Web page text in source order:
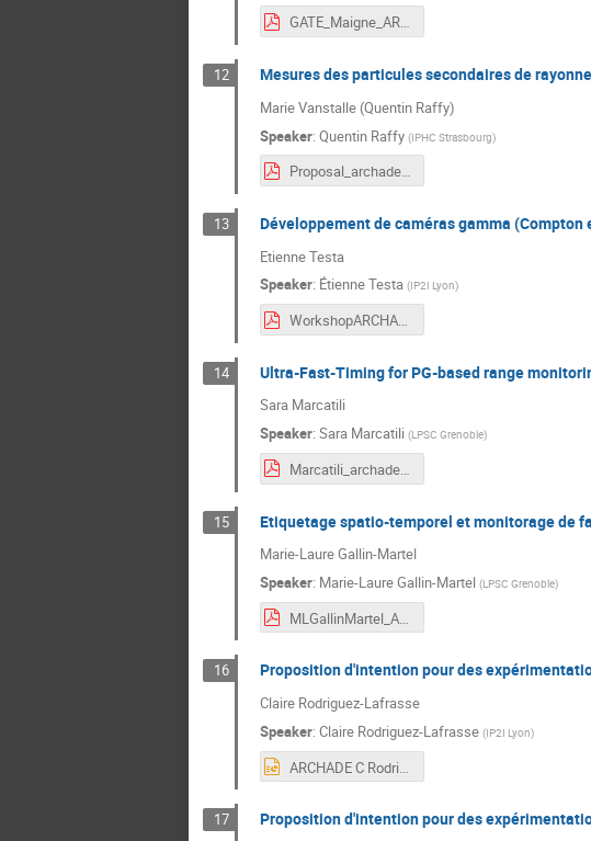
GATE_Maigne_ARCHADE_10-11-20.pdf
12 Mesures des particules secondaires de
Marie Vanstalle (Quentin Raffy)
Speaker: Quentin Raffy (IPHC Strasbourg)
Proposal_archade_QRaffy.pdf
13 Développement de caméras gamma
Etienne Testa
Speaker: Étienne Testa (IP2I Lyon)
WorkshopARCHADE_Gamedi-Testa.pdf
14 Ultra-Fast-Timing for PG-based range
Sara Marcatili
Speaker: Sara Marcatili (LPSC Grenoble)
Marcatili_archade.pdf
15 Etiquetage spatio-temporel et monitorage de
Marie-Laure Gallin-Martel
Speaker: Marie-Laure Gallin-Martel (LPSC Grenoble)
MLGallinMartel_ARCHADE_GDRMI2B.pdf
16 Proposition d'intention pour des
Claire Rodriguez-Lafrasse
Speaker: Claire Rodriguez-Lafrasse (IP2I Lyon)
ARCHADE C Rodriguez-Lafrasse.pptx
17 Proposition d'intention pour des